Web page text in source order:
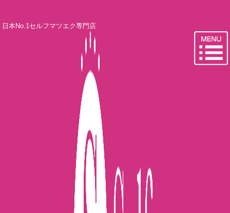
日本No.1セルフマツエク専門店